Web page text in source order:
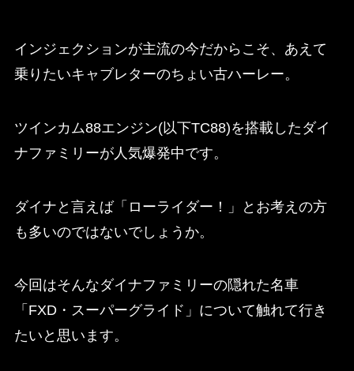
インジェクションが主流の今だからこそ、あえて
乗りたいキャブレターのちょい古ハーレー。
ツインカム88エンジン(以下TC88)を搭載したダイ
ナファミリーが人気爆発中です。
ダイナと言えば「ローライダー！」とお考えの方
も多いのではないでしょうか。
今回はそんなダイナファミリーの隠れた名車
「FXD・スーパーグライド」について触れて行き
たいと思います。